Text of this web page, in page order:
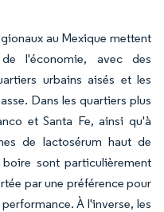
au Mexique mettent
l'économie, avec des
urbains aisés et les
Dans les quartiers plus
et Santa Fe, ainsi qu'à
de lactosérum haut de
sont particulièrement
par une préférence pour
À l'inverse, les